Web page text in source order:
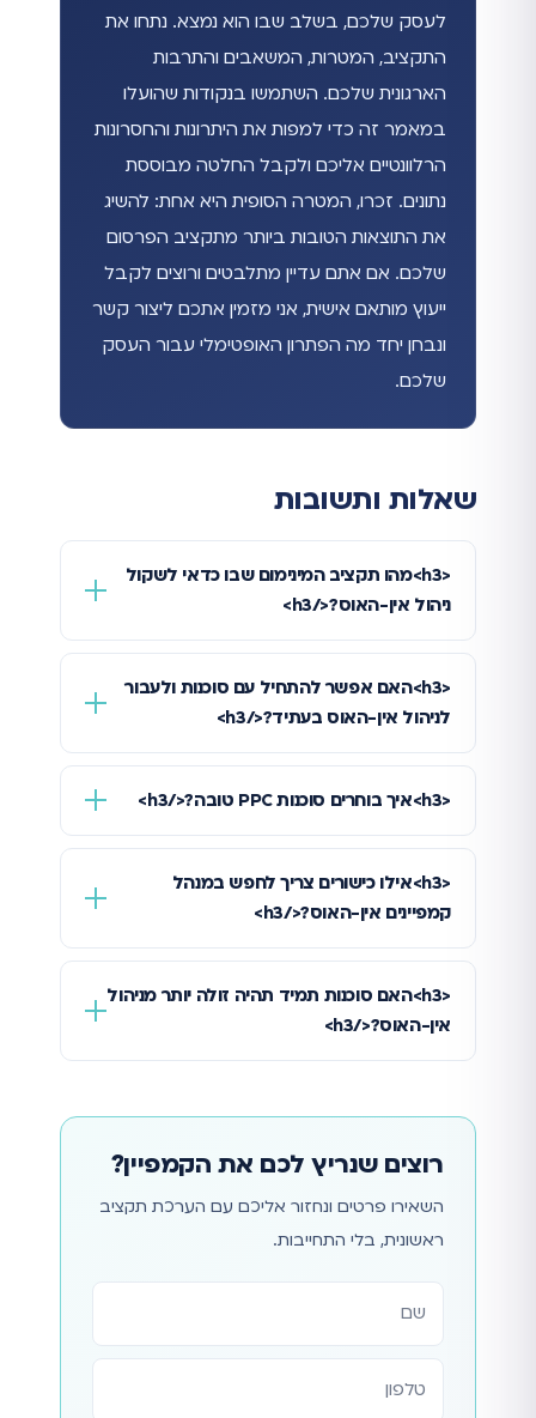
לעסק שלכם, בשלב שבו הוא נמצא. נתחו את
התקציב, המטרות, המשאבים והתרבות
הארגונית שלכם. השתמשו בנקודות שהועלו
במאמר זה כדי למפות את היתרונות והחסרונות
הרלוונטיים אליכם ולקבל החלטה מבוססת
נתונים. זכרו, המטרה הסופית היא אחת: להשיג
את התוצאות הטובות ביותר מתקציב הפרסום
שלכם. אם אתם עדיין מתלבטים ורוצים לקבל
ייעוץ מותאם אישית, אני מזמין אתכם ליצור קשר
ונבחן יחד מה הפתרון האופטימלי עבור העסק
שלכם.
שאלות ותשובות
<h3>מהו תקציב המינימום שבו כדאי לשקול
ניהול אין-האוס?</h3>
<h3>האם אפשר להתחיל עם סוכנות ולעבור
לניהול אין-האוס בעתיד?</h3>
<h3>איך בוחרים סוכנות PPC טובה?</h3>
<h3>אילו כישורים צריך לחפש במנהל
קמפיינים אין-האוס?</h3>
<h3>האם סוכנות תמיד תהיה זולה יותר מניהול
אין-האוס?</h3>
רוצים שנריץ לכם את הקמפיין?
השאירו פרטים ונחזור אליכם עם הערכת תקציב
ראשונית, בלי התחייבות.
אתר